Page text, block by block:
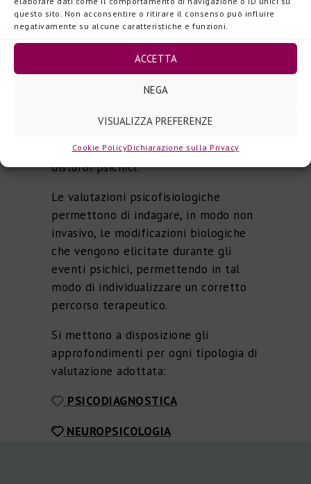
questo sito. Non acconsentire o ritirare il consenso può influire
negativamente su alcune caratteristiche e funzioni.
ACCETTA
NEGA
VISUALIZZA PREFERENZE
Cookie PolicyDichiarazione sulla Privacy
neuropsicologico sia in quello
psicofisiologico.
I test neuropsicologici consentono di
valutare, in modo semplice, abilità
cerebrali come la capacità di
decidere, di risolvere i problemi o di
attenzione, spesso compromesse nei
disturbi psichici.
Le valutazioni psicofisiologiche
permettono di indagare, in modo non
invasivo, le modificazioni biologiche
che vengono elicitate durante gli
eventi psichici, permettendo in tal
modo di individualizzare un corretto
percorso terapeutico.
Si mettono a disposizione gli
approfondimenti per ogni tipologia di
valutazione adottata:
PSICODIAGNOSTICA
NEUROPSICOLOGIA